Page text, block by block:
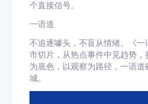
个直接信号。
一语道
不追逐噱头，不盲从情绪。《
市切片，从热点事件中见趋势
为底色，以观察为路径，一语
城。